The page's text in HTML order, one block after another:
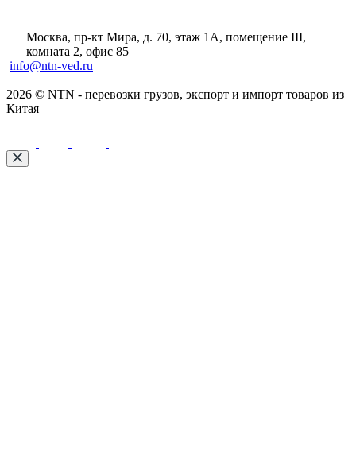
Москва, пр-кт Мира, д. 70, этаж 1А, помещение III,
комната 2, офис 85
info@ntn-ved.ru
2026 © NTN - перевозки грузов, экспорт и импорт товаров из
Китая